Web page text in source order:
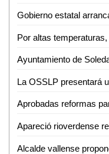
Por altas
Apareció rioverdense